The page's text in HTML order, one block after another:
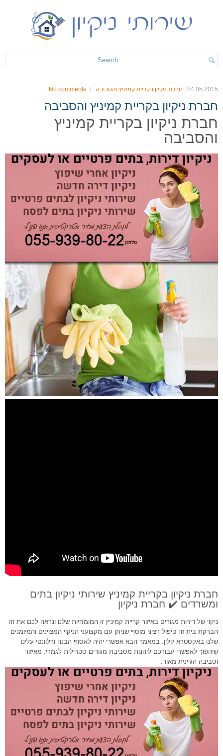
24.05.2015 חברת ניקיון בקריית קמיניץ והסביבה No comments
חברת ניקיון בקריית קמיניץ והסביבה
חברת ניקיון בקריית קמיניץ
והסביבה
חברת ניקיון בקריית קמיניץ שירותי ניקיון בתים
ומשרדים ✔️ חברת ניקיון
ניקוי של דירות מגורים באיזור קריית קמיניץ זו המומחיות שלנו ונראה לכם את זה
הברקת בית זה טיפול רציני מוסף שניתן עם מקצועני הניקוי המצוינים והמיומנים
שלנו באקסטרא קלין. במאמר הבא אפשרי יהיה לאסוף הבנה ורלוונטי עלינו
שיהפוך לאפשרי עבורכם ליהנות מסביבת מגורים סטרילית לגמרי. מאיזור
וסביבה הגיינית מאוד.